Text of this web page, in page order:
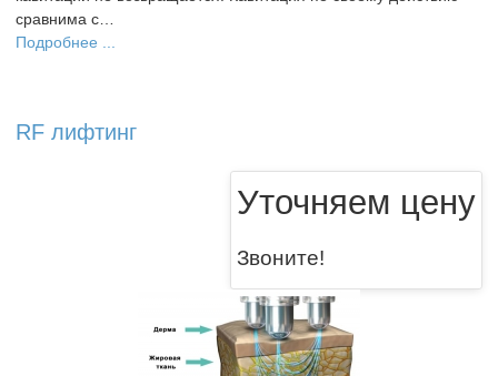
сравнима с…
Подробнее ...
RF лифтинг
Уточняем цену
Звоните!